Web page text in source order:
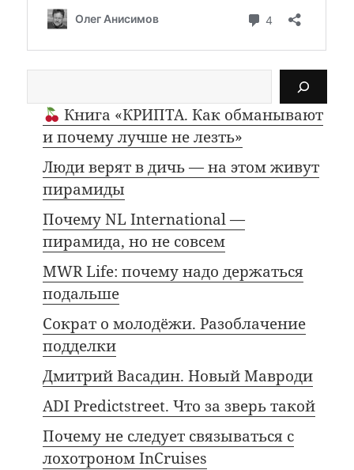
Книга «КРИПТА. Как обманывают
и почему лучше не лезть»
Люди верят в дичь — на этом живут
пирамиды
Почему NL International —
пирамида, но не совсем
MWR Life: почему надо держаться
подальше
Сократ о молодёжи. Разоблачение
подделки
Дмитрий Васадин. Новый Мавроди
ADI Predictstreet. Что за зверь такой
Почему не следует связываться с
лохотроном InCruises